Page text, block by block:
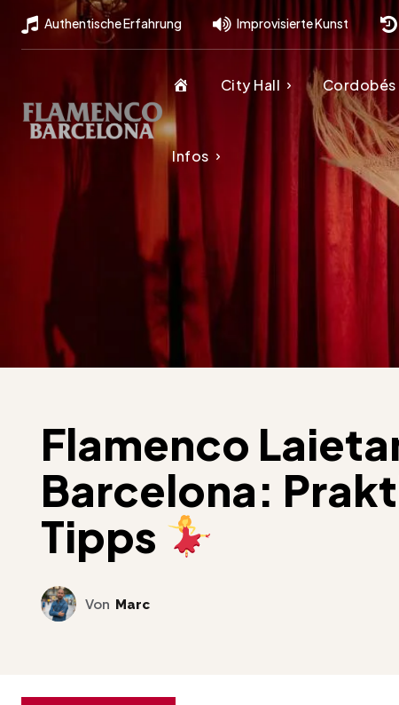
Authentische Erfahrung Improvisierte Kunst
o
City Hall Cordobés
Infos
Flamenco
Barcelona:
Tipps
Von Marc